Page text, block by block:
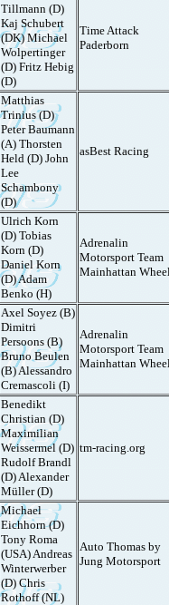
Tillmann (D)
Kaj Schubert
(DK) Michael
Wolpertinger
(D) Fritz Hebig
(D)
Time Attack
Paderborn
Matthias
Trinius (D)
Peter Baumann
(A) Thorsten
Held (D) John
Lee
Schambony
(D)
asBest Racing
Ulrich Korn
(D) Tobias
Korn (D)
Daniel Korn
(D) Adam
Benko (H)
Adrenalin
Motorsport Team
Mainhattan
Axel Soyez (B)
Dimitri
Persoons (B)
Bruno Beulen
(B) Alessandro
Cremascoli (I)
Adrenalin
Motorsport Team
Mainhattan
Benedikt
Christian (D)
Maximilian
Weissermel (D)
Rudolf Brandl
(D) Alexander
Müller (D)
tm-racing.org
Michael
Eichhorn (D)
Tony Roma
(USA) Andreas
Winterwerber
(D) Chris
Rothoff (NL)
Auto Thomas by
Jung Motorsport